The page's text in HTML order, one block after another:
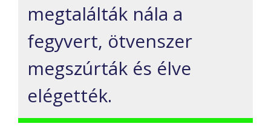
megtalálták nála a
fegyvert, ötvenszer
megszúrták és élve
elégették.